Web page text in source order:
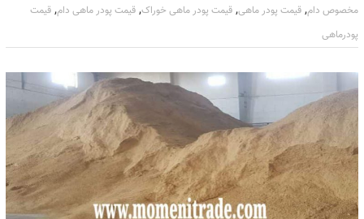
مخصوص دام, قیمت پودر ماهی, قیمت پودر ماهی خوراک, قیمت پودر ماهی دام, قیمت
پودرماهی